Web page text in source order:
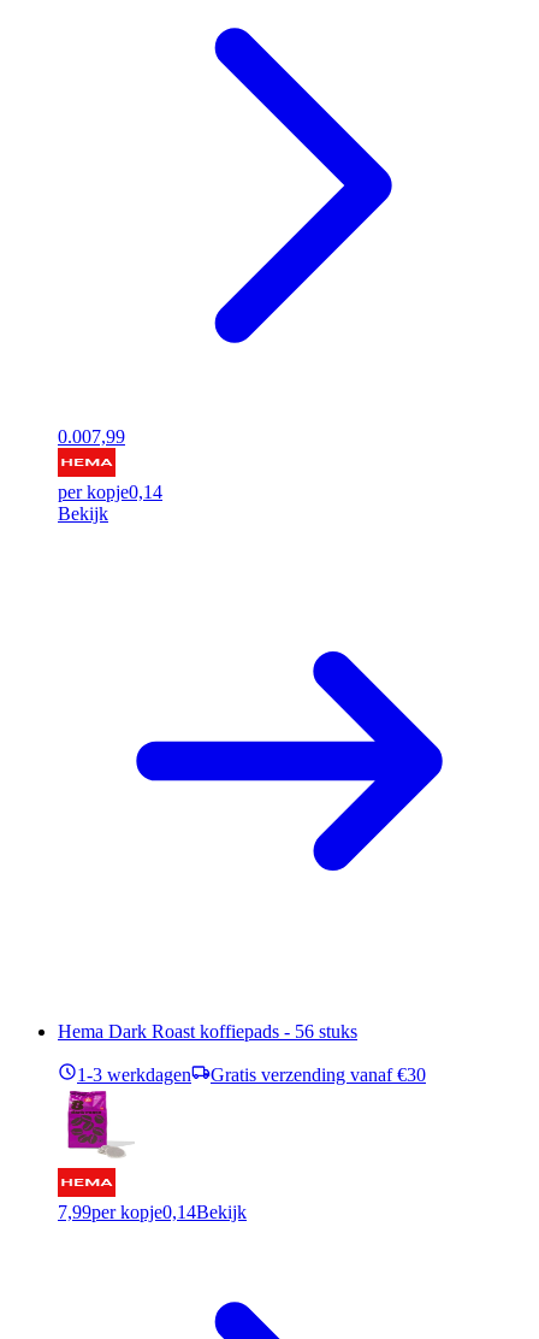
0.007,99
per kopje0,14
Bekijk
Hema Dark Roast koffiepads - 56 stuks
1-3 werkdagen Gratis verzending vanaf €30
7,99per kopje0,14Bekijk